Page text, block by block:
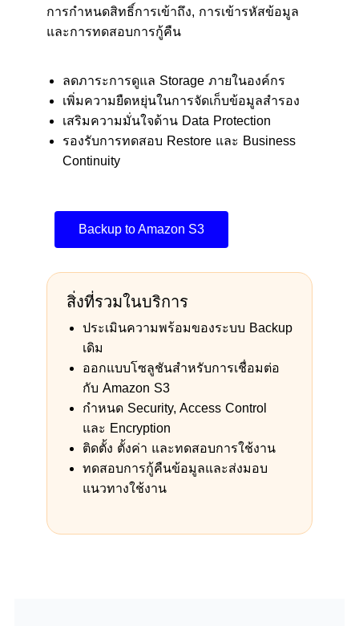
การกำหนดสิทธิ์การเข้าถึง, การเข้ารหัสข้อมูล
และการทดสอบการกู้คืน
ลดภาระการดูแล Storage ภายในองค์กร
เพิ่มความยืดหยุ่นในการจัดเก็บข้อมูลสำรอง
เสริมความมั่นใจด้าน Data Protection
รองรับการทดสอบ Restore และ Business
Continuity
Backup to Amazon S3
สิ่งที่รวมในบริการ
ประเมินความพร้อมของระบบ Backup
เดิม
ออกแบบโซลูชันสำหรับการเชื่อมต่อ
กับ Amazon S3
กำหนด Security, Access Control
และ Encryption
ติดตั้ง ตั้งค่า และทดสอบการใช้งาน
ทดสอบการกู้คืนข้อมูลและส่งมอบ
แนวทางใช้งาน